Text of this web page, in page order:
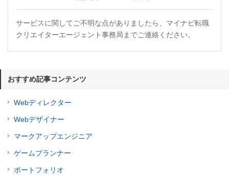
サービスに関してご不明な点がありましたら、マイナビ転職
クリエイターエージェント事務局までご連絡ください。
おすすめ記事コンテンツ
Webディレクター
Webデザイナー
マークアップエンジニア
ゲームプランナー
ポートフォリオ